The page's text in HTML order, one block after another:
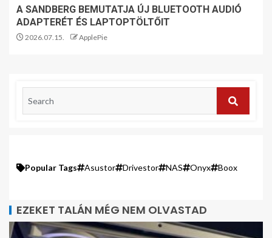
A SANDBERG BEMUTATJA ÚJ BLUETOOTH AUDIÓ
ADAPTERÉT ÉS LAPTOPTÖLTŐIT
2026.07.15. ApplePie
Popular Tags Asustor Drivestor NAS Onyx Boox
EZEKET TALÁN MÉG NEM OLVASTAD